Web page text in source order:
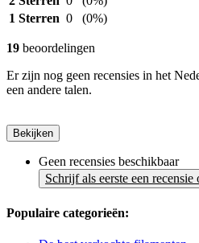
1 Sterren 0 (0%)
19 beoordelingen
Er zijn nog geen recensies in het
een andere talen.
Bekijken
Geen recensies beschikbaar
Schrijf als eerste een
Populaire categorieën: